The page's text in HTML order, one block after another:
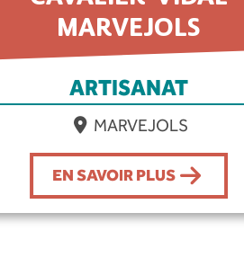
MARVEJOLS
ARTISANAT
MARVEJOLS
EN SAVOIR PLUS